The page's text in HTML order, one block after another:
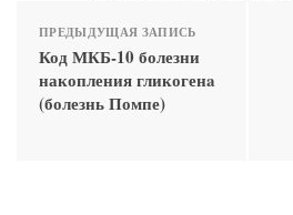
ПРЕДЫДУЩАЯ ЗАПИСЬ
Код МКБ-10 болезни
накопления гликогенa
(болезнь Помпе)